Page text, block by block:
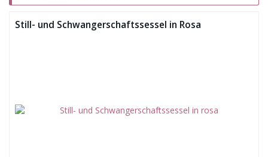
Still- und Schwangerschaftssessel in Rosa